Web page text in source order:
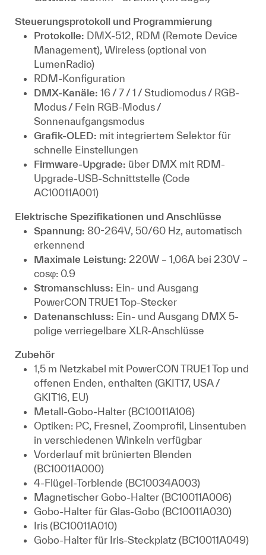
Steuerungsprotokoll und Programmierung
Protokolle: DMX-512, RDM (Remote Device
Management), Wireless (optional von
LumenRadio)
RDM-Konfiguration
DMX-Kanäle: 16 / 7 / 1 / Studiomodus / RGB-
Modus / Fein RGB-Modus /
Sonnenaufgangsmodus
Grafik-OLED: mit integriertem Selektor für
schnelle Einstellungen
Firmware-Upgrade: über DMX mit RDM-
Upgrade-USB-Schnittstelle (Code
AC10011A001)
Elektrische Spezifikationen und Anschlüsse
Spannung: 80-264V, 50/60 Hz, automatisch
erkennend
Maximale Leistung: 220W – 1,06A bei 230V –
cosφ: 0.9
Stromanschluss: Ein- und Ausgang
PowerCON TRUE1 Top-Stecker
Datenanschluss: Ein- und Ausgang DMX 5-
polige verriegelbare XLR-Anschlüsse
Zubehör
1,5 m Netzkabel mit PowerCON TRUE1 Top und
offenen Enden, enthalten (GKIT17, USA /
GKIT16, EU)
Metall-Gobo-Halter (BC10011A106)
Optiken: PC, Fresnel, Zoomprofil, Linsentuben
in verschiedenen Winkeln verfügbar
Vorderlauf mit brünierten Blenden
(BC10011A000)
4-Flügel-Torblende (BC10034A003)
Magnetischer Gobo-Halter (BC10011A006)
Gobo-Halter für Glas-Gobo (BC10011A030)
Iris (BC10011A010)
Gobo-Halter für Iris-Steckplatz (BC10011A049)